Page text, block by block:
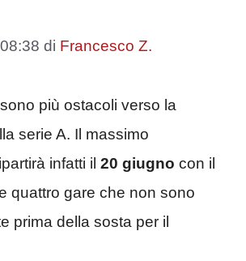
di Francesco Z.
più ostacoli verso la
serie A. Il massimo
infatti il 20 giugno con il
quattro gare che non sono
prima della sosta per il